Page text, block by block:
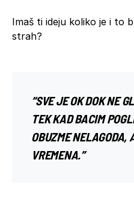
Imaš ti ideju koliko je i to
strah?
“SVE JE OK DOK NE
TEK KAD BACIM
OBUZME NELAGODA,
VREMENA.”